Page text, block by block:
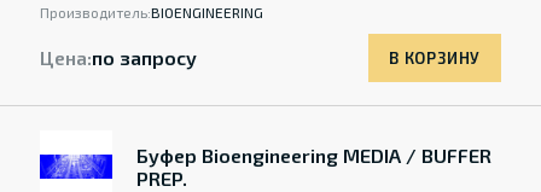
Производитель:BIOENGINEERING
Цена:по запросу В КОРЗИНУ
Буфер Bioengineering MEDIA / BUFFER
PREP.